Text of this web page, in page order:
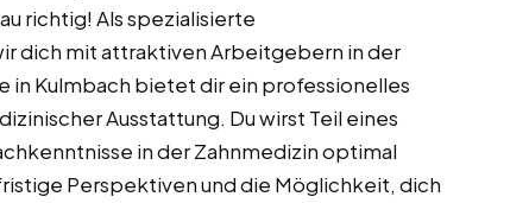
richtig! Als spezialisierte
dich mit attraktiven Arbeitgebern in der
in Kulmbach bietet dir ein professionelles
Ausstattung. Du wirst Teil eines
in der Zahnmedizin optimal
Perspektiven und die Möglichkeit, dich